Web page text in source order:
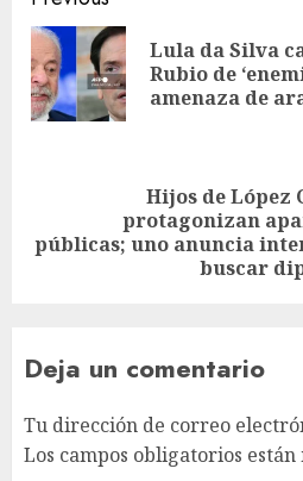
Lula da Silva
Rubio de
amenaza de
Hijos de López
protagonizan
públicas; uno anuncia
buscar
Deja un comentario
Tu dirección de correo
Los campos obligatorios están